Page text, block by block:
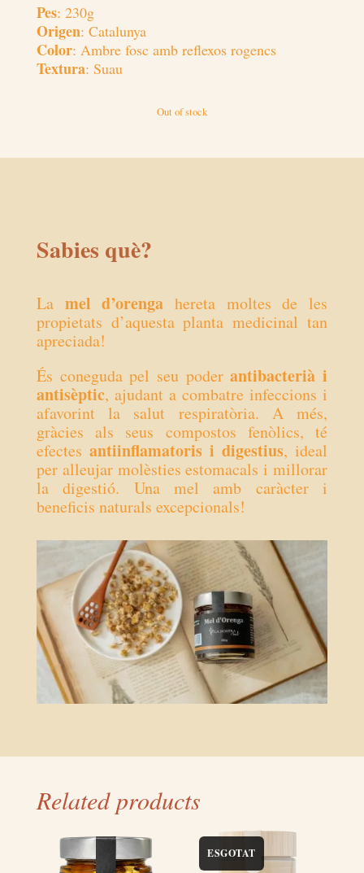
Pes: 230g
Origen: Catalunya
Color: Ambre fosc amb reflexos rogencs
Textura: Suau
Out of stock
Sabies què?
La mel d’orenga hereta moltes de les
propietats d’aquesta planta medicinal tan
apreciada!
És coneguda pel seu poderantibacterià i
antisèptic, ajudant a combatre infeccions i
afavorint la salut respiratòria. A més,
gràcies als seus compostos fenòlics, té
efectesantiinflamatoris i digestius, ideal
per alleujar molèsties estomacals i millorar
la digestió. Una mel amb caràcter i
beneficis naturals excepcionals!
Related products